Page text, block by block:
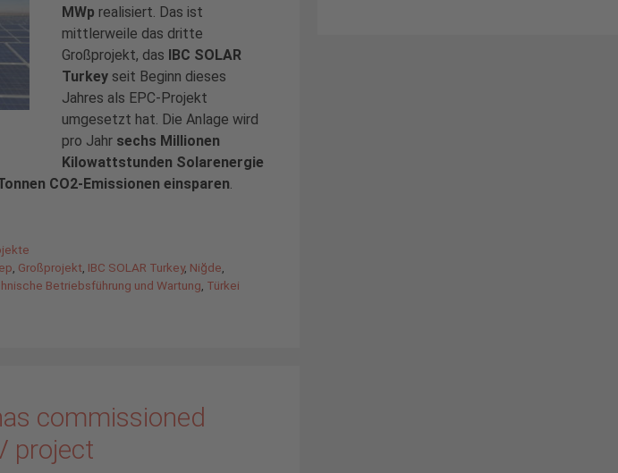
MWp realisiert. Das ist
mittlerweile das dritte
Großprojekt, das IBC SOLAR
Turkey seit Beginn dieses
Jahres als EPC-Projekt
umgesetzt hat. Die Anlage wird
pro Jahr sechs Millionen
Kilowattstunden Solarenergie
CO2-Emissionen einsparen
Großprojekt IBC SOLAR Turkey, Niğde
Betriebsführung und Wartung Türkei
commissioned
project